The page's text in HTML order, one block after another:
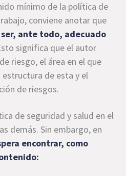
mínimo de la política de
conviene anotar que
ante todo, adecuado
significa que el autor
riesgo, el área en el que
de esta y el
de riesgos.
de seguridad y salud en el
demás. Sin embargo, en
encontrar, como